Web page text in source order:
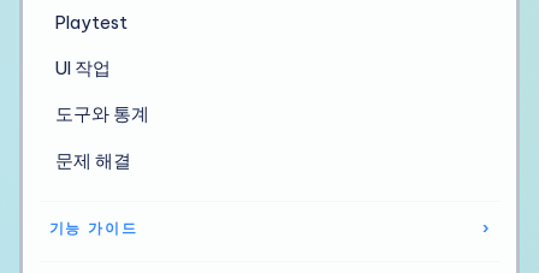
Playtest
UI 작업
도구와 통계
문제 해결
기능 가이드 ›